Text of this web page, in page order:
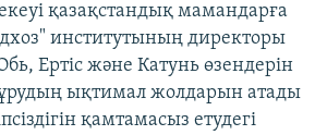
қазақстандық мамандарға
институтының директоры
Ертіс және Катунь өзендерін
ықтимал жолдарын атады
қамтамасыз етудегі